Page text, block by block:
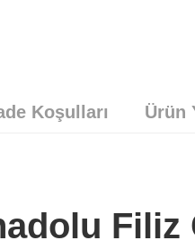
Koşulları Ürün
Filiz